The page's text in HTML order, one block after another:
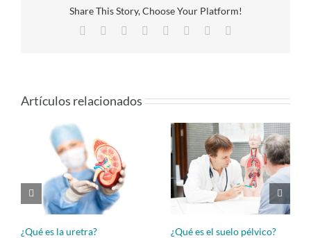
Share This Story, Choose Your Platform!
Facebook
TwitterReddit LinkedIn
TumblrPinterest
Artículos relacionados
¿Qué es la uretra? ¿Qué es el suelo pélvico?